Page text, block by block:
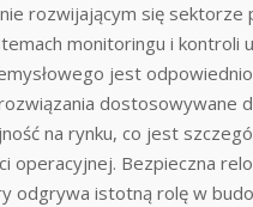
rozwijającym się
monitoringu i kontroli
jest
dostosowywane
na rynku, co jest
operacyjnej. Bezpieczna
odgrywa istotną rolę w